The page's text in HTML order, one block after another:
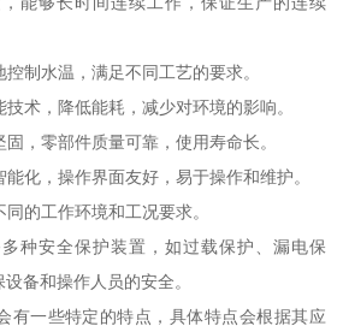
制水温，满足不同工艺的要求。
术，降低能耗，减少对环境的影响。
，零部件质量可靠，使用寿命长。
化，操作界面友好，易于操作和维护。
的工作环境和工况要求。
种安全保护装置，如过载保护、漏电保
备和操作人员的安全。
有一些特定的特点，具体特点会根据其应